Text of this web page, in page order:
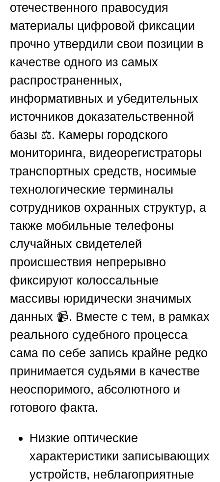
отечественного правосудия
материалы цифровой фиксации
прочно утвердили свои позиции в
качестве одного из самых
распространенных,
информативных и убедительных
источников доказательственной
базы ⚖️. Камеры городского
мониторинга, видеорегистраторы
транспортных средств, носимые
технологические терминалы
сотрудников охранных структур, а
также мобильные телефоны
случайных свидетелей
происшествия непрерывно
фиксируют колоссальные
массивы юридически значимых
данных 📹. Вместе с тем, в рамках
реального судебного процесса
сама по себе запись крайне редко
принимается судьями в качестве
неоспоримого, абсолютного и
готового факта.
Низкие оптические
характеристики записывающих
устройств, неблагоприятные